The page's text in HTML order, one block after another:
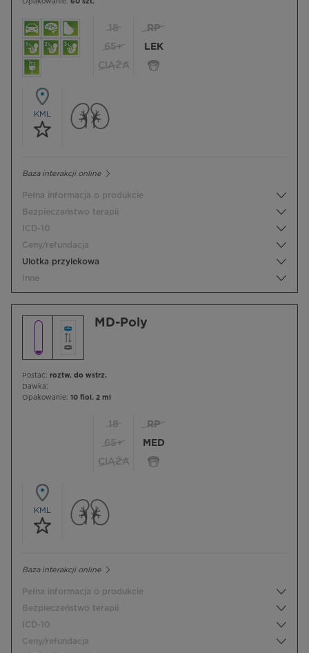
Opakowanie: 60 szt.
18
65+
CIĄŻA
RP
LEK
KML
Baza interakcji online
Pełna informacja o produkcie
Bezpieczeństwo terapii
ICD-10
Ceny/refundacja
Ulotka przylekowa
Inne
MD-Poly
Postać: roztw. do wstrz.
Dawka:
Opakowanie: 10 fiol. 2 ml
18
65+
CIĄŻA
RP
MED
KML
Baza interakcji online
Pełna informacja o produkcie
Bezpieczeństwo terapii
ICD-10
Ceny/refundacja